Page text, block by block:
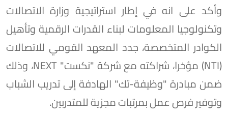
وأكد على انه في إطار استراتيجية وزارة الاتصالات
وتكنولوجيا المعلومات لبناء القدرات الرقمية وتأهيل
الكوادر المتخصصة، جدد المعهد القومي للاتصالات
(NTI) مؤخرا، شراكته مع شركة "نكست" NEXT، وذلك
ضمن مبادرة "وظيفة-تك" الهادفة إلى تدريب الشباب
وتوفير فرص عمل بمرتبات مجزية للمتدربين.